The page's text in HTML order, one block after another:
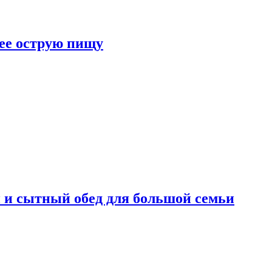
острую пищу
сытный обед для большой семьи